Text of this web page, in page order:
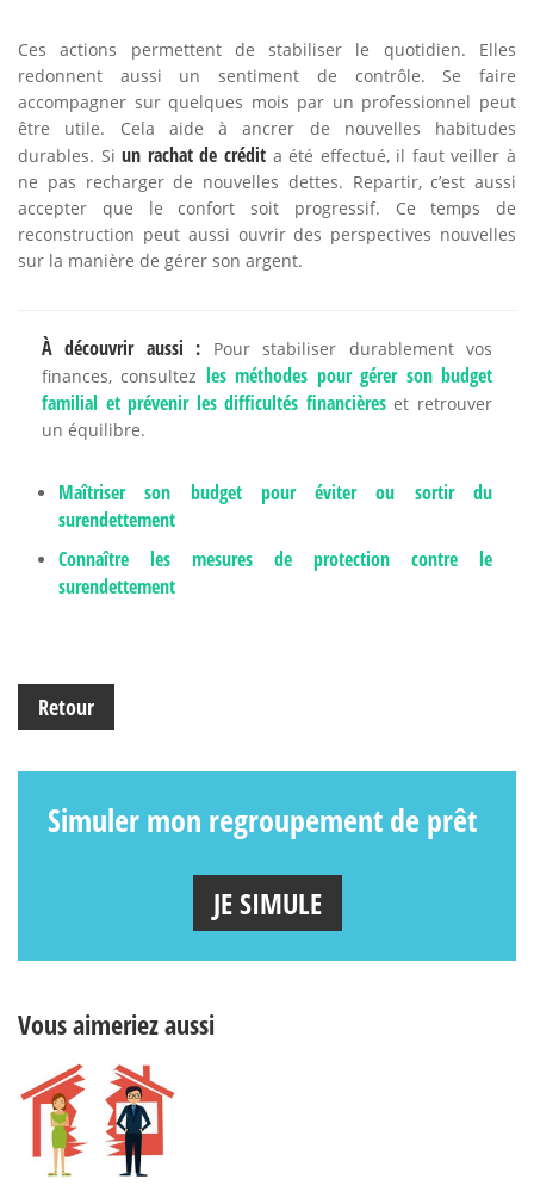
Ces actions permettent de stabiliser le quotidien. Elles
redonnent aussi un sentiment de contrôle. Se faire
accompagner sur quelques mois par un professionnel peut
être utile. Cela aide à ancrer de nouvelles habitudes
durables. Siun rachat de crédita été effectué, il faut veiller à
ne pas recharger de nouvelles dettes. Repartir, c’est aussi
accepter que le confort soit progressif. Ce temps de
reconstruction peut aussi ouvrir des perspectives nouvelles
sur la manière de gérer son argent.
À découvrir aussi : Pour stabiliser durablement vos
finances, consultez les méthodes pour gérer son budget
familial et prévenir les difficultés financièreset retrouver
un équilibre.
Maîtriser son budget pour éviter ou sortir du
surendettement
Connaître les mesures de protection contre le
surendettement
Retour
Simuler mon regroupement de prêt
JE SIMULE
Vous aimeriez aussi